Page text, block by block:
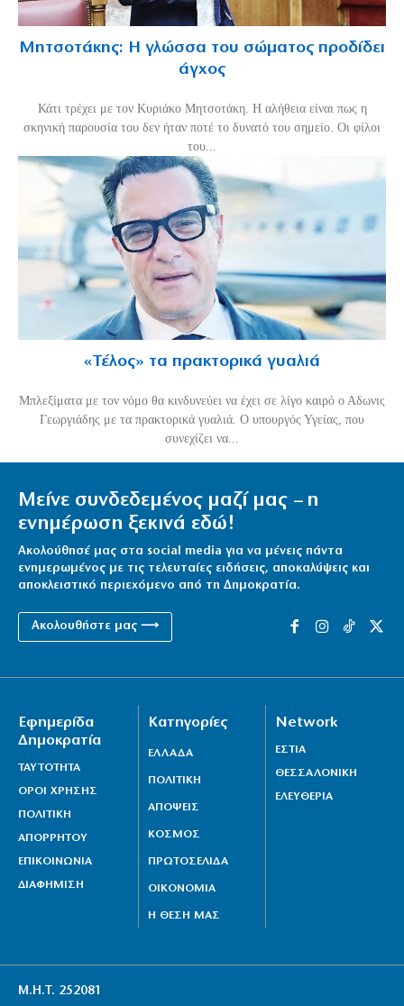
Μητσοτάκης: Η γλώσσα του σώματος προδίδει
άγχος
Κάτι τρέχει με τον Κυριάκο Μητσοτάκη. Η αλήθεια είναι πως η
σκηνική παρουσία του δεν ήταν ποτέ το δυνατό του σημείο. Οι φίλοι
του...
«Τέλος» τα πρακτορικά γυαλιά
Μπλεξίματα με τον νόμο θα κινδυνεύει να έχει σε λίγο καιρό ο Αδωνις
Γεωργιάδης με τα πρακτορικά γυαλιά. Ο υπουργός Υγείας, που
συνεχίζει να...
Μείνε συνδεδεμένος μαζί μας – η
ενημέρωση ξεκινά εδώ!
Ακολούθησέ μας στα social media για να μένεις πάντα
ενημερωμένος με τις τελευταίες ειδήσεις, αποκαλύψεις και
αποκλειστικό περιεχόμενο από τη Δημοκρατία.
Ακολουθήστε μας ⟶
Εφημερίδα
Δημοκρατία
ΤΑΥΤΟΤΗΤΑ
ΟΡΟΙ ΧΡΗΣΗΣ
ΠΟΛΙΤΙΚΗ
ΑΠΟΡΡΗΤΟΥ
ΕΠΙΚΟΙΝΩΝΙΑ
ΔΙΑΦΗΜΙΣΗ
Κατηγορίες
ΕΛΛΑΔΑ
ΠΟΛΙΤΙΚΗ
ΑΠΟΨΕΙΣ
ΚΟΣΜΟΣ
ΠΡΩΤΟΣΕΛΙΔΑ
ΟΙΚΟΝΟΜΙΑ
Η ΘΕΣΗ ΜΑΣ
Network
ΕΣΤΙΑ
ΘΕΣΣΑΛΟΝΙΚΗ
ΕΛΕΥΘΕΡΙΑ
Μ.Η.Τ. 252081